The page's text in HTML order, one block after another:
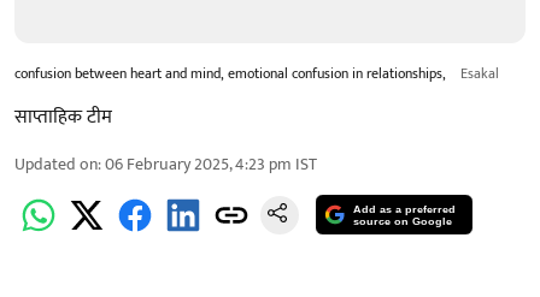
confusion between heart and mind, emotional confusion in relationships, Esakal
साप्ताहिक टीम
Updated on:06 February 2025, 4:23 pm IST
Add as a preferred
source on Google